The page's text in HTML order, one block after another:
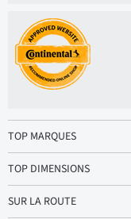
TOP MARQUES
TOP DIMENSIONS
SUR LA ROUTE